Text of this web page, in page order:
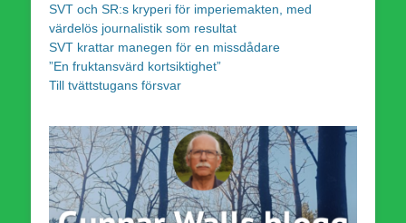
SVT och SR:s kryperi för imperiemakten, med
värdelös journalistik som resultat
SVT krattar manegen för en missdådare
”En fruktansvärd kortsiktighet”
Till tvättstugans försvar